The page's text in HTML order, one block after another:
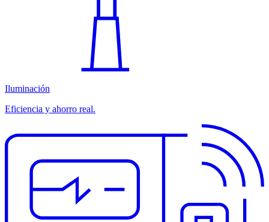
Iluminación
Eficiencia y ahorro real.